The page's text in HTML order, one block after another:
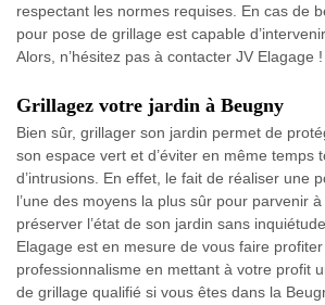
respectant les normes requises. En cas de
pour pose de grillage est capable
Alors, n’hésitez pas à contacter JV Elagage !
Grillagez votre jardin à Beugny
Bien sûr, grillager son jardin permet de
son espace vert et d’éviter en même temps
d’intrusions. En effet, le fait de réaliser une
l’une des moyens la plus sûr pour parvenir
préserver l’état de son jardin sans
Elagage est en mesure de vous faire
professionnalisme en mettant à votre profit
de grillage qualifié si vous êtes dans la